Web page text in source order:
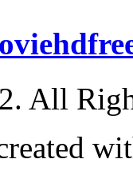
All